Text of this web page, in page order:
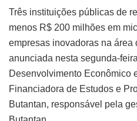
Três instituições públicas de
menos R$ 200 milhões em
empresas inovadoras na área
anunciada nesta segunda-
Desenvolvimento Econômico
Financiadora de Estudos e
Butantan, responsável pela